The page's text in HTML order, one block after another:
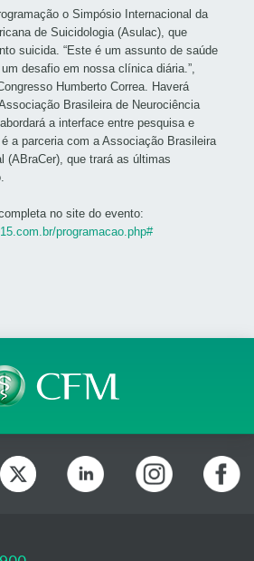
o Simpósio Internacional da
de Suicidologia (Asulac), que
suicida. “Este é um assunto de saúde
desafio em nossa clínica diária.”,
Humberto Correa. Haverá
Brasileira de Neurociência
a interface entre pesquisa e
a parceria com a Associação Brasileira
(ABraCer), que trará as últimas
no site do evento:
programacao.php#